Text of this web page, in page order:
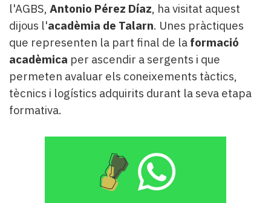
l'AGBS, Antonio Pérez Díaz, ha visitat aquest
dijous l'acadèmia de Talarn. Unes pràctiques
que representen la part final de la formació
acadèmica per ascendir a sergents i que
permeten avaluar els coneixements tàctics,
tècnics i logístics adquirits durant la seva etapa
formativa.